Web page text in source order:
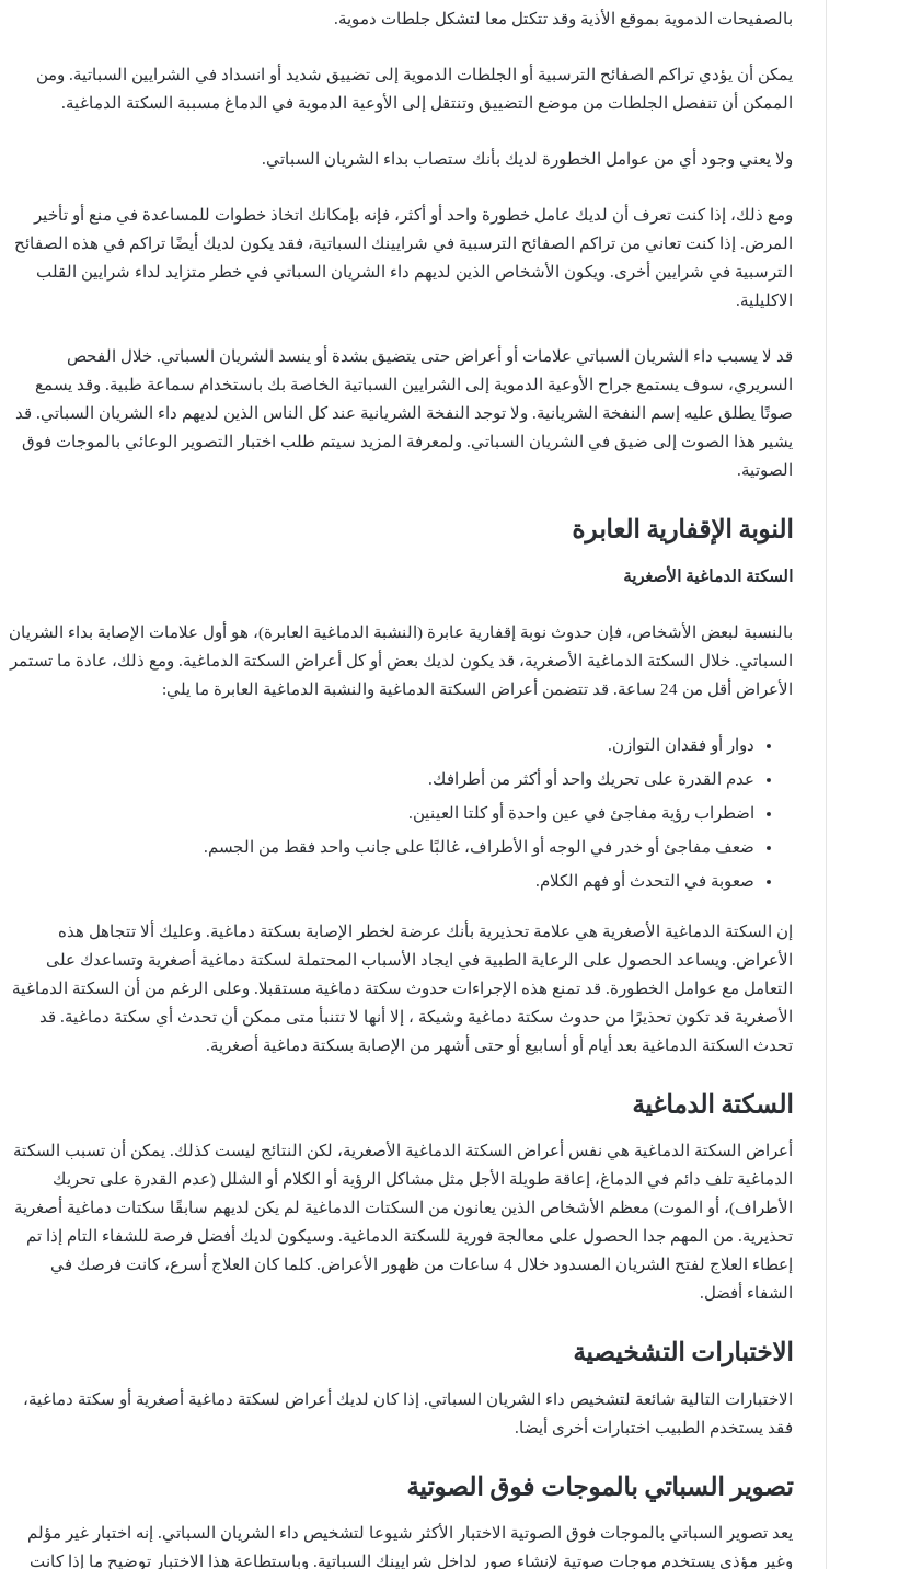
بالصفيحات
الدموية بموقع الأذية وقد تتكتل معا لتشكل جلطات دموية.
يمكن أن يؤدي تراكم الصفائح الترسبية أو الجلطات الدموية إلى تضييق شديد أو انسداد في الشرايين السباتية. ومن
الممكن
أن تنفصل الجلطات من موضع التضييق وتنتقل إلى الأوعية الدموية في الدماغ مسببة السكتة الدماغية.
ولا يعني وجود أي من عوامل الخطورة لديك بأنك ستصاب بداء الشريان السباتي.
ومع ذلك، إذا كنت تعرف أن لديك عامل خطورة واحد أو أكثر، فإنه بإمكانك اتخاذ خطوات للمساعدة في منع أو تأخير
المرض. إذا كنت تعاني من تراكم الصفائح الترسبية في شرايينك السباتية، فقد يكون لديك أيضًا تراكم في هذه
الصفائح
الترسبية في شرايين أخرى. ويكون الأشخاص الذين لديهم داء الشريان السباتي في خطر متزايد لداء شرايين
القلب
الاكليلية.
قد لا يسبب داء الشريان السباتي علامات أو أعراض حتى يتضيق بشدة أو ينسد الشريان السباتي. خلال
الفحص
السريري، سوف يستمع جراح الأوعية الدموية إلى الشرايين السباتية الخاصة بك باستخدام سماعة طبية. وقد يسمع
صوتًا يطلق عليه إسم النفخة الشريانية. ولا توجد النفخة الشريانية عند كل الناس الذين لديهم داء الشريان السباتي. قد
يشير هذا الصوت إلى ضيق في الشريان السباتي. ولمعرفة المزيد سيتم طلب اختبار التصوير الوعائي بالموجات فوق
الصوتية.
النوبة الإقفارية العابرة
السكتة الدماغية الأصغرية
بالنسبة لبعض الأشخاص، فإن حدوث نوبة إقفارية عابرة (النشبة الدماغية العابرة)، هو أول علامات الإصابة بداء الشريان
السباتي. خلال السكتة الدماغية الأصغرية، قد يكون لديك بعض أو كل أعراض السكتة الدماغية. ومع ذلك، عادة ما تستمر
الأعراض أقل من ساعة. قد تتضمن أعراض السكتة الدماغية والنشبة الدماغية العابرة ما يلي:
دوار أو فقدان التوازن.
عدم القدرة على تحريك واحد أو أكثر من أطرافك.
اضطراب رؤية مفاجئ في عين واحدة أو كلتا العينين.
ضعف مفاجئ أو خدر في الوجه أو الأطراف، غالبًا على جانب واحد فقط من الجسم.
صعوبة في التحدث أو فهم الكلام.
إن السكتة الدماغية الأصغرية هي علامة تحذيرية بأنك عرضة لخطر الإصابة بسكتة دماغية. وعليك ألا تتجاهل هذه
الأعراض. ويساعد الحصول على الرعاية الطبية في ايجاد الأسباب المحتملة لسكتة دماغية أصغرية وتساعدك على
التعامل مع عوامل الخطورة. قد تمنع هذه الإجراءات حدوث سكتة دماغية مستقبلا. وعلى الرغم من أن السكتة الدماغية
الأصغرية قد تكون تحذيرًا من حدوث سكتة دماغية وشيكة ، إلا أنها لا تتنبأ متى ممكن أن تحدث أي سكتة دماغية. قد
تحدث السكتة الدماغية بعد أيام أو أسابيع أو حتى أشهر من الإصابة بسكتة دماغية أصغرية.
السكتة الدماغية
أعراض السكتة الدماغية هي نفس أعراض السكتة الدماغية الأصغرية، لكن النتائج ليست كذلك. يمكن أن تسبب
السكتة
الدماغية تلف دائم في الدماغ، إعاقة طويلة الأجل مثل مشاكل الرؤية أو الكلام أو الشلل (عدم القدرة على تحريك
الأطراف)، أو الموت) معظم الأشخاص الذين يعانون من السكتات الدماغية لم يكن لديهم سابقًا سكتات دماغية
أصغرية
تحذيرية. من المهم جدا الحصول على معالجة فورية للسكتة الدماغية. وسيكون لديك أفضل فرصة للشفاء التام إذا تم
إعطاء
العلاج لفتح الشريان المسدود خلال ساعات من ظهور الأعراض.كلما كان العلاج أسرع، كانت فرصك في
الشفاء
أفضل.
الاختبارات التشخيصية
الاختبارات التالية شائعة لتشخيص داء الشريان السباتي. إذا كان لديك أعراض لسكتة دماغية أصغرية أو سكتة دماغية،
فقد يستخدم الطبيب اختبارات أخرى أيضا.
تصوير السباتي بالموجات فوق الصوتية
يعد تصوير السباتي بالموجات فوق الصوتية الاختبار الأكثر شيوعا لتشخيص داء الشريان السباتي. إنه اختبار غير مؤلم
وغير مؤذي يستخدم موجات صوتية لإنشاء صور لداخل شرايينك السباتية. وباستطاعة هذا الاختبار توضيح ما إذا كانت